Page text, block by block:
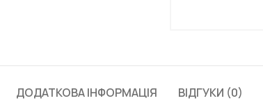
ДОДАТКОВА ІНФОРМАЦІЯ ВІДГУКИ (0)